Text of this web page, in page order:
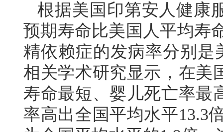
根据美国印第安人健康
预期寿命比美国人平均寿
精依赖症的发病率分别是
相关学术研究显示，在美
寿命最短、婴儿死亡率最
率高出全国平均水平13.3